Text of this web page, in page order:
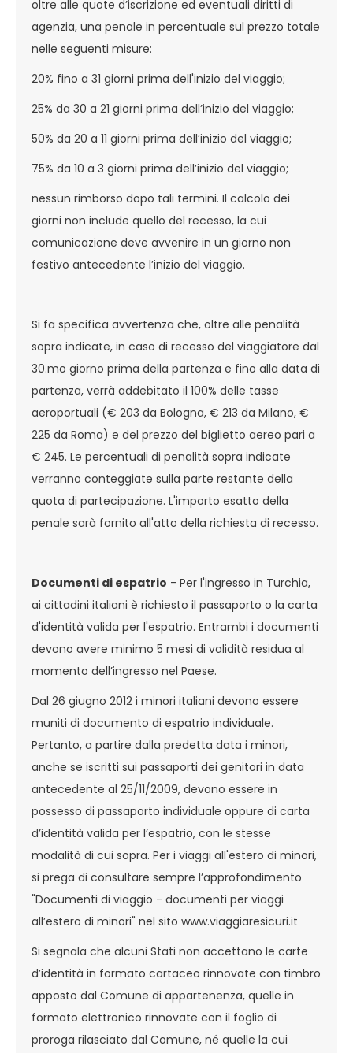
oltre alle quote d’iscrizione ed eventuali diritti di
agenzia, una penale in percentuale sul prezzo totale
nelle seguenti misure:
20% fino a 31 giorni prima dell'inizio del viaggio;
25% da 30 a 21 giorni prima dell’inizio del viaggio;
50% da 20 a 11 giorni prima dell’inizio del viaggio;
75% da 10 a 3 giorni prima dell’inizio del viaggio;
nessun rimborso dopo tali termini. Il calcolo dei
giorni non include quello del recesso, la cui
comunicazione deve avvenire in un giorno non
festivo antecedente l’inizio del viaggio.
Si fa specifica avvertenza che, oltre alle penalità
sopra indicate, in caso di recesso del viaggiatore dal
30.mo giorno prima della partenza e fino alla data di
partenza, verrà addebitato il 100% delle tasse
aeroportuali (€ 203 da Bologna, € 213 da Milano, €
225 da Roma) e del prezzo del biglietto aereo pari a
€ 245. Le percentuali di penalità sopra indicate
verranno conteggiate sulla parte restante della
quota di partecipazione. L'importo esatto della
penale sarà fornito all'atto della richiesta di recesso.
Documenti di espatrio - Per l'ingresso in Turchia,
ai cittadini italiani è richiesto il passaporto o la carta
d'identità valida per l'espatrio. Entrambi i documenti
devono avere minimo 5 mesi di validità residua al
momento dell’ingresso nel Paese.
Dal 26 giugno 2012 i minori italiani devono essere
muniti di documento di espatrio individuale.
Pertanto, a partire dalla predetta data i minori,
anche se iscritti sui passaporti dei genitori in data
antecedente al 25/11/2009, devono essere in
possesso di passaporto individuale oppure di carta
d’identità valida per l’espatrio, con le stesse
modalità di cui sopra. Per i viaggi all'estero di minori,
si prega di consultare sempre l’approfondimento
"Documenti di viaggio - documenti per viaggi
all’estero di minori" nel sito www.viaggiaresicuri.it
Si segnala che alcuni Stati non accettano le carte
d’identità in formato cartaceo rinnovate con timbro
apposto dal Comune di appartenenza, quelle in
formato elettronico rinnovate con il foglio di
proroga rilasciato dal Comune, né quelle la cui